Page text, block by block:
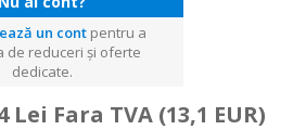
un contpentru a
de reduceri și oferte
dedicate.
Lei Fara TVA (13,1 EUR)